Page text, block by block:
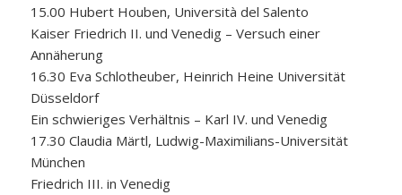
15.00 Hubert Houben, Università del Salento
Kaiser Friedrich II. und Venedig – Versuch einer
Annäherung
16.30 Eva Schlotheuber, Heinrich Heine Universität
Düsseldorf
Ein schwieriges Verhältnis – Karl IV. und Venedig
17.30 Claudia Märtl, Ludwig-Maximilians-Universität
München
Friedrich III. in Venedig